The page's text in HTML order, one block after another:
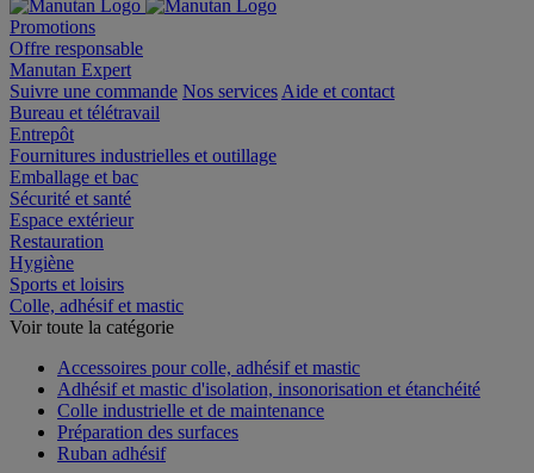
Promotions
Offre responsable
Manutan Expert
Suivre une commande Nos services Aide et contact
Bureau et télétravail
Entrepôt
Fournitures industrielles et outillage
Emballage et bac
Sécurité et santé
Espace extérieur
Restauration
Hygiène
Sports et loisirs
Colle, adhésif et mastic
Voir toute la catégorie
Accessoires pour colle, adhésif et mastic
Adhésif et mastic d'isolation, insonorisation et étanchéité
Colle industrielle et de maintenance
Préparation des surfaces
Ruban adhésif